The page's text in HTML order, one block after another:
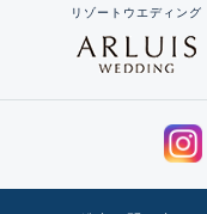
リゾートウエディング